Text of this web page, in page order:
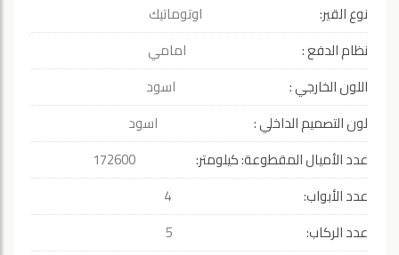
نوع القير:
اوتوماتيك
نظام الدفع :
امامي
اللون الخارجي :
اسود
لون التصميم الداخلي :
اسود
عدد الأميال المقطوعة: كيلومتر:
172600
عدد الأبواب:
4
عدد الركاب:
5